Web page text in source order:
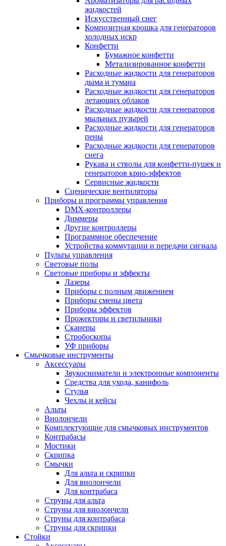
жидкостей
Искусственный снег
Композитная крошка для генераторов
холодных искр
Конфетти
Бумажное конфетти
Метализированное конфетти
Расходные жидкости для генераторов
дыма и тумана
Расходные жидкости для генераторов
летающих облаков
Расходные жидкости для генераторов
мыльных пузырей
Расходные жидкости для генераторов
пены
Расходные жидкости для генераторов
снега
Рукава и стволы для конфетти-пушек и
генераторов крио-эффектов
Сервисные жидкости
Сценические вентиляторы
Приборы и программы управления
DMX-контроллеры
Диммеры
Другие контроллеры
Программное обеспечение
Устройства коммутации и передачи сигнала
Пульты управления
Световые полы
Световые приборы и эффекты
Лазеры
Приборы с полным движением
Приборы смены цвета
Приборы эффектов
Прожекторы и светильники
Сканеры
Стробоскопы
УФ приборы
Смычковые инструменты
Аксессуары
Звукосниматели и электронные компоненты
Средства для ухода, канифоль
Стулья
Чехлы и кейсы
Альты
Виолончели
Комплектующие для смычковых инструментов
Контрабасы
Мостики
Скрипка
Смычки
Для альта и скрипки
Для виолончели
Для контрабаса
Струны для альта
Струны для виолончели
Струны для контрабаса
Струны для скрипки
Стойки